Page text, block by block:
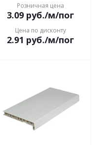
Розничная цена
3.09руб./м/пог
Цена по дисконту
2.91 руб./м/пог